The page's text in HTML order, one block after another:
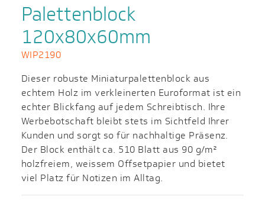
Palettenblock
120x80x60mm
WIP2190
Dieser robuste Miniaturpalettenblock aus
echtem Holz im verkleinerten Euroformat ist ein
echter Blickfang auf jedem Schreibtisch. Ihre
Werbebotschaft bleibt stets im Sichtfeld Ihrer
Kunden und sorgt so für nachhaltige Präsenz.
Der Block enthält ca. 510 Blatt aus 90 g/m²
holzfreiem, weissem Offsetpapier und bietet
viel Platz für Notizen im Alltag.